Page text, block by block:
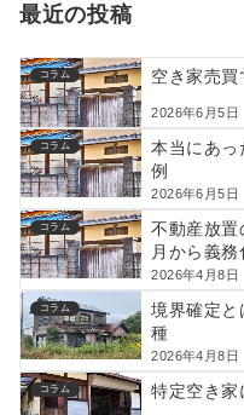
最近の投稿
コラム 空き家売買
2026年6月5日
コラム
本当にあっ
例
2026年6月5日
コラム
不動産放
月から義務
2026年4月8日
コラム
境界確定と
種
2026年4月8日
コラム 特定空き家